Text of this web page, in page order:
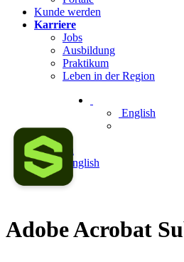
Kunde werden
Karriere
Jobs
Ausbildung
Praktikum
Leben in der Region
English
Deutsch
English
Adobe Acrobat